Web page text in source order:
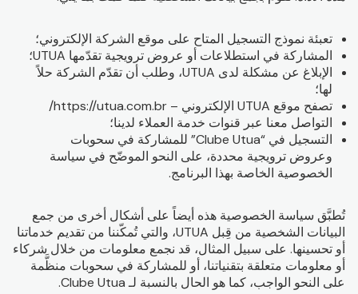
تعبئة نموذج التسجيل المتاح على موقع الشركة الإلكتروني؛
المشاركة في استطلاعات أو عروض ترويجية تقدّمها UTUA؛
الإبلاغ عن مشكلة لدى UTUA، وطلب أن تقدّم الشركة حلاً
لها؛
تصفح موقع UTUA الإلكتروني – https://utua.com.br/
التواصل معنا عبر قنوات خدمة العملاء لدينا؛
التسجيل في “Clube Utua” للمشاركة في سحوبات
وعروض ترويجية محددة، على النحو الموضّح في سياسة
الخصوصية الخاصة بهذا البرنامج.
تُطبَّق سياسة الخصوصية هذه أيضاً على أشكال أخرى من جمع
البيانات الشخصية من قِبل UTUA، والتي تُمكّننا من تقديم خدماتنا
أو تحسينها. على سبيل المثال، قد نجمع معلومات من خلال شركاء
أو معلومات متعلقة بتقنياتنا، أو للمشاركة في سحوبات منظَّمة
على النحو الواجب، كما هو الحال بالنسبة لـ Clube Utua.